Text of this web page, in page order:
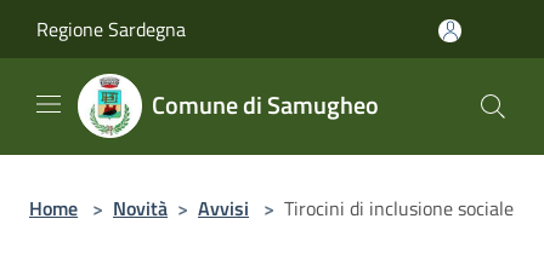
Regione Sardegna
Comune di Samugheo
Home > Novità > Avvisi > Tirocini di inclusione sociale